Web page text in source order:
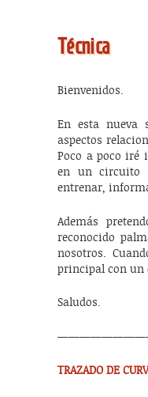
Técnica
Bienvenidos.
En esta nueva
aspectos
Poco a poco iré
en un circuito
entrenar,
Además
reconocido
nosotros.
principal con un
Saludos.
TRAZADO DE